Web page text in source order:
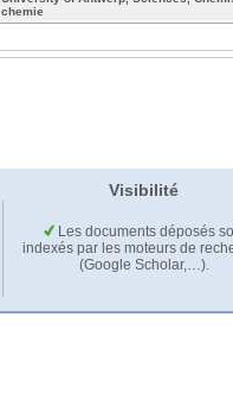
chemie
Visibilité
Les documents déposés
indexés par les moteurs de
(Google Scholar,…).